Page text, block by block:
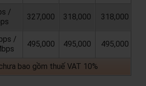
/
327,000 318,000 318,000
/
495,000 495,000 495,000
bao gồm thuế VAT 10%